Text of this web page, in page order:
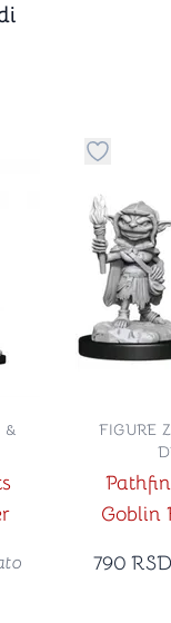
u kategoriju
&
Dugme
Goblin
FIGURE
790 RSD